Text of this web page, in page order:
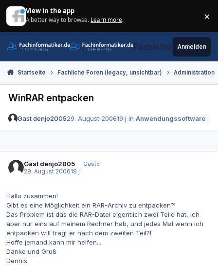
View in the app
A better way to browse. Learn more. ×
Fachinformatiker.de
Anmelden
Startseite Fachliche Foren (legacy, unsichtbar) Administration
WinRAR entpacken
Gast denjo200529. August 200619 j inAnwendungssoftware
Gast denjo2005
Gäste
29. August 200619 j
Hallo zusammen!
Gibt es eine Möglichkeit ein RAR-Archiv zu entpacken?!
Das Problem ist das die RAR-Datei eigentlich zwei Teile hat, ich
aber nur eins auf meinem Rechner hab, und jedes Mal wenn ich
entpacken will fragt er nach dem zweiten Teil?!
Hoffe jemand kann mir helfen...
Danke und Gruß
Dennis